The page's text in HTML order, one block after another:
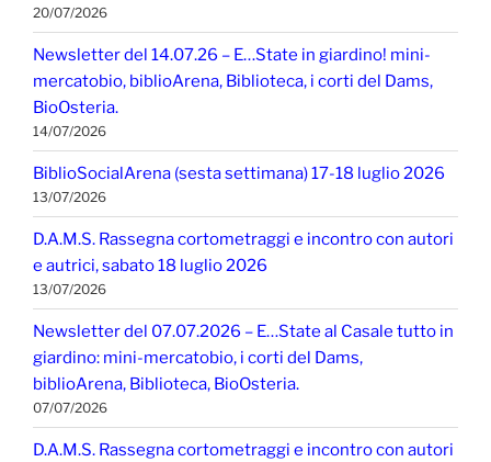
20/07/2026
Newsletter del 14.07.26 – E…State in giardino! mini-
mercatobio, biblioArena, Biblioteca, i corti del Dams,
BioOsteria.
14/07/2026
BiblioSocialArena (sesta settimana) 17-18 luglio 2026
13/07/2026
D.A.M.S. Rassegna cortometraggi e incontro con autori
e autrici, sabato 18 luglio 2026
13/07/2026
Newsletter del 07.07.2026 – E…State al Casale tutto in
giardino: mini-mercatobio, i corti del Dams,
biblioArena, Biblioteca, BioOsteria.
07/07/2026
D.A.M.S. Rassegna cortometraggi e incontro con autori